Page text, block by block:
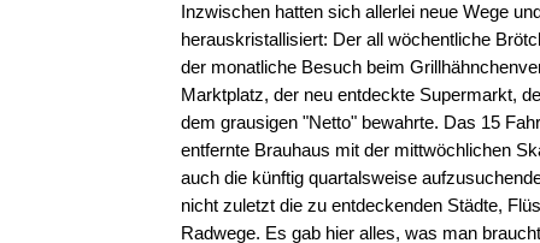
Inzwischen hatten sich allerlei neue Wege
herauskristallisiert: Der all wöchentliche
der monatliche Besuch beim
Marktplatz, der neu entdeckte Supermarkt,
dem grausigen "Netto" bewahrte. Das 15
entfernte Brauhaus mit der mittwöchlichen
auch die künftig quartalsweise
nicht zuletzt die zu entdeckenden Städte,
Radwege. Es gab hier alles, was man